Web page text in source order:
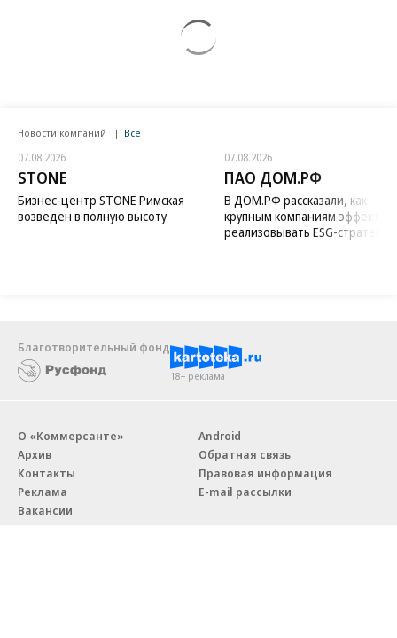
Новости компаний Все
07.08.2026
STONE
Бизнес-центр STONE Римская
возведен в полную высоту
07.08.2026
ПАО ДОМ.РФ
В ДОМ.РФ рассказали, как
крупным компаниям
реализовывать ESG-стратегию
Благотворительный фонд
18+ реклама
О «Коммерсанте»
Архив
Контакты
Реклама
Вакансии
Android
Обратная связь
Правовая информация
E-mail рассылки